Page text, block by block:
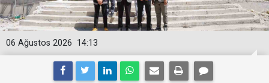
14:13
06 Ağustos 2026